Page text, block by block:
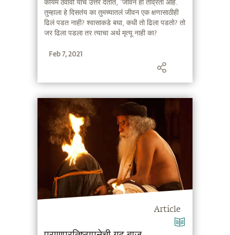
कायम ठेवावी याचे उत्तर देतात, “जीवन ही तीव्रता आहे.
तुम्हाला हे दिसतंय का तुमच्यातलं जीवन एक क्षणासाठीही
ढिलं पडत नाही? श्वासाकडे बघा, कधी तो ढिला पडतो? तो
जर ढिला पडला तर त्याचा अर्थ मृत्यू नाही का?
Feb 7, 2021
Article